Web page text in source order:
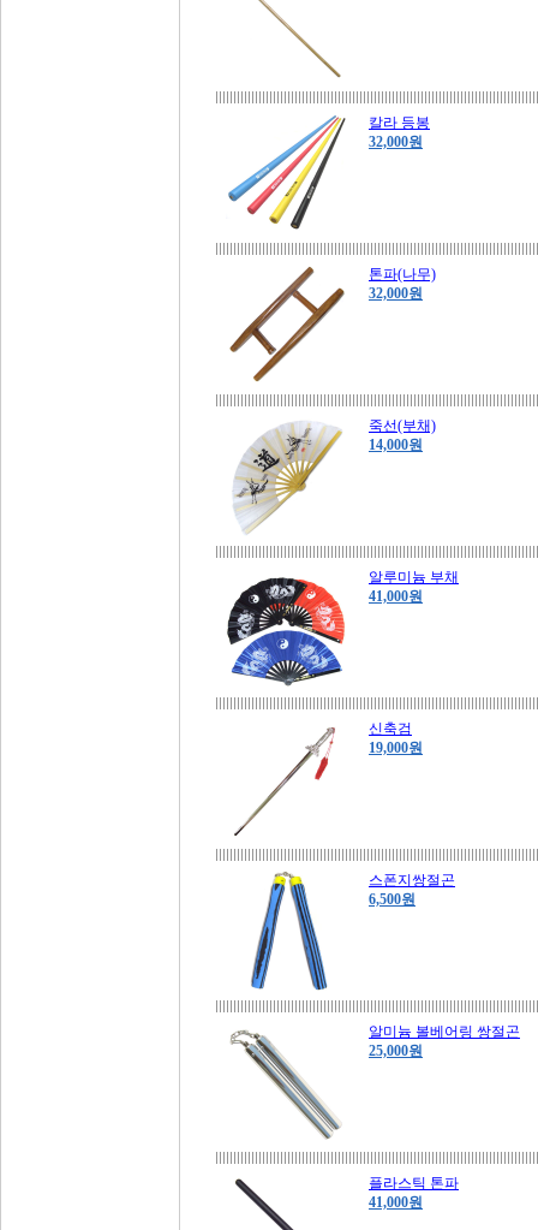
칼라 등봉
32,000원
톤파(나무)
32,000원
죽선(부채)
14,000원
알루미늄 부채
41,000원
신축검
19,000원
스폰지쌍절곤
6,500원
알미늄 볼베어링 쌍절곤
25,000원
플라스틱 톤파
41,000원